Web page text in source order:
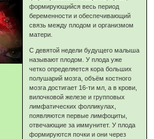
формирующийся весь период
беременности и обеспечивающий
связь между плодом и организмом
матери.
С девятой недели будущего малыша
называют плодом. У плода уже
четко определяется кора больших
полушарий мозга, объём костного
мозга достигает 16-ти мл, а в крови,
вилочковой железе и групповых
лимфатических фолликулах,
появляются первые лимфоциты,
отвечающие за иммунитет. У плода
формируются почки и они через